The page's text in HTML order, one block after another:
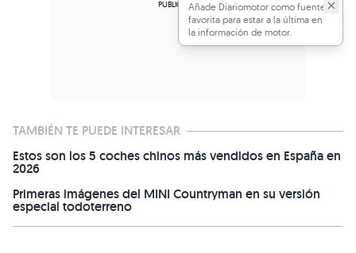
Añade Diariomotor como fuente
favorita para estar a la última en
la información de motor.
TAMBIÉN TE PUEDE INTERESAR
Estos son los 5 coches chinos más vendidos en España en
2026
Primeras imágenes del MINI Countryman en su versión
especial todoterreno